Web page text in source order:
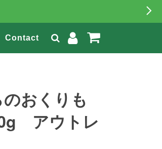
Contact
おくりも
アウトレ